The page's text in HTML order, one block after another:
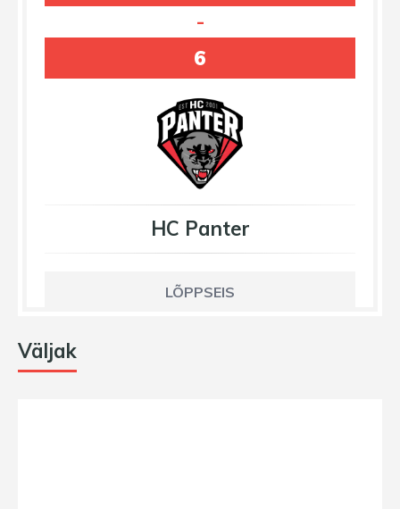
-
6
HC Panter
LÕPPSEIS
Väljak